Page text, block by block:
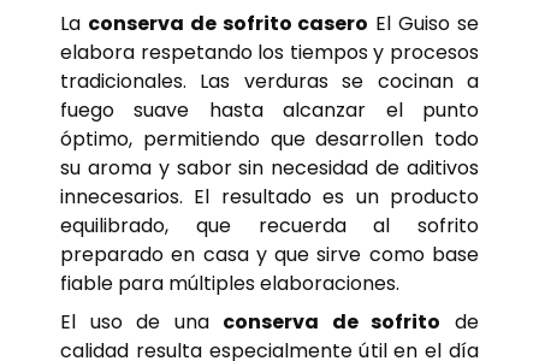
La conserva de sofrito casero El Guiso se
elabora respetando los tiempos y procesos
tradicionales. Las verduras se cocinan a
fuego suave hasta alcanzar el punto
óptimo, permitiendo que desarrollen todo
su aroma y sabor sin necesidad de aditivos
innecesarios. El resultado es un producto
equilibrado, que recuerda al sofrito
preparado en casa y que sirve como base
fiable para múltiples elaboraciones.
El uso de una conserva de sofrito de
calidad resulta especialmente útil en el día